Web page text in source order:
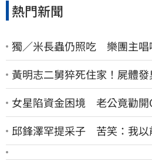
熱門新聞
獨／米長蟲仍照吃 樂團主唱
黃明志二舅猝死住家！屍體
女星陷資金困境 老公竟勸開
邱鋒澤罕提采子 苦笑：我